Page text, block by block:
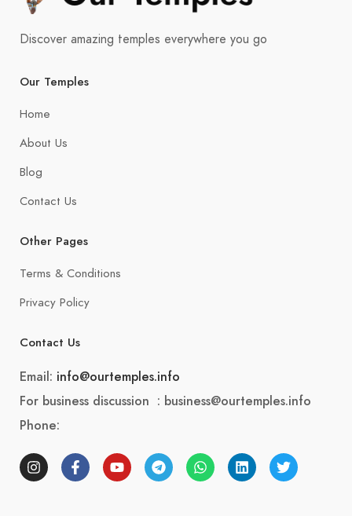
Discover amazing temples everywhere you go
Our Temples
Home
About Us
Blog
Contact Us
Other Pages
Terms & Conditions
Privacy Policy
Contact Us
Email: info@ourtemples.info
For business discussion : business@ourtemples.info
Phone: